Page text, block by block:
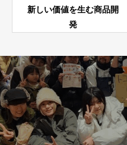
新しい価値を生む商品開
発